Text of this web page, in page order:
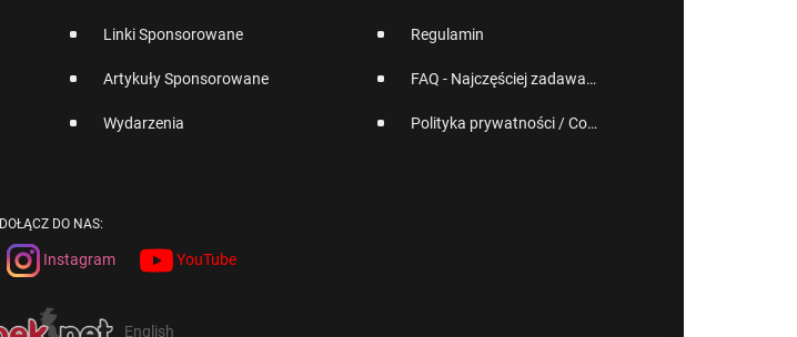
Linki Sponsorowane
Artykuły Sponsorowane
Wydarzenia
Regulamin
FAQ - Najczęściej zadawane pytania
Polityka prywatności / Cookies
DOŁĄCZ DO NAS:
Instagram YouTube
English